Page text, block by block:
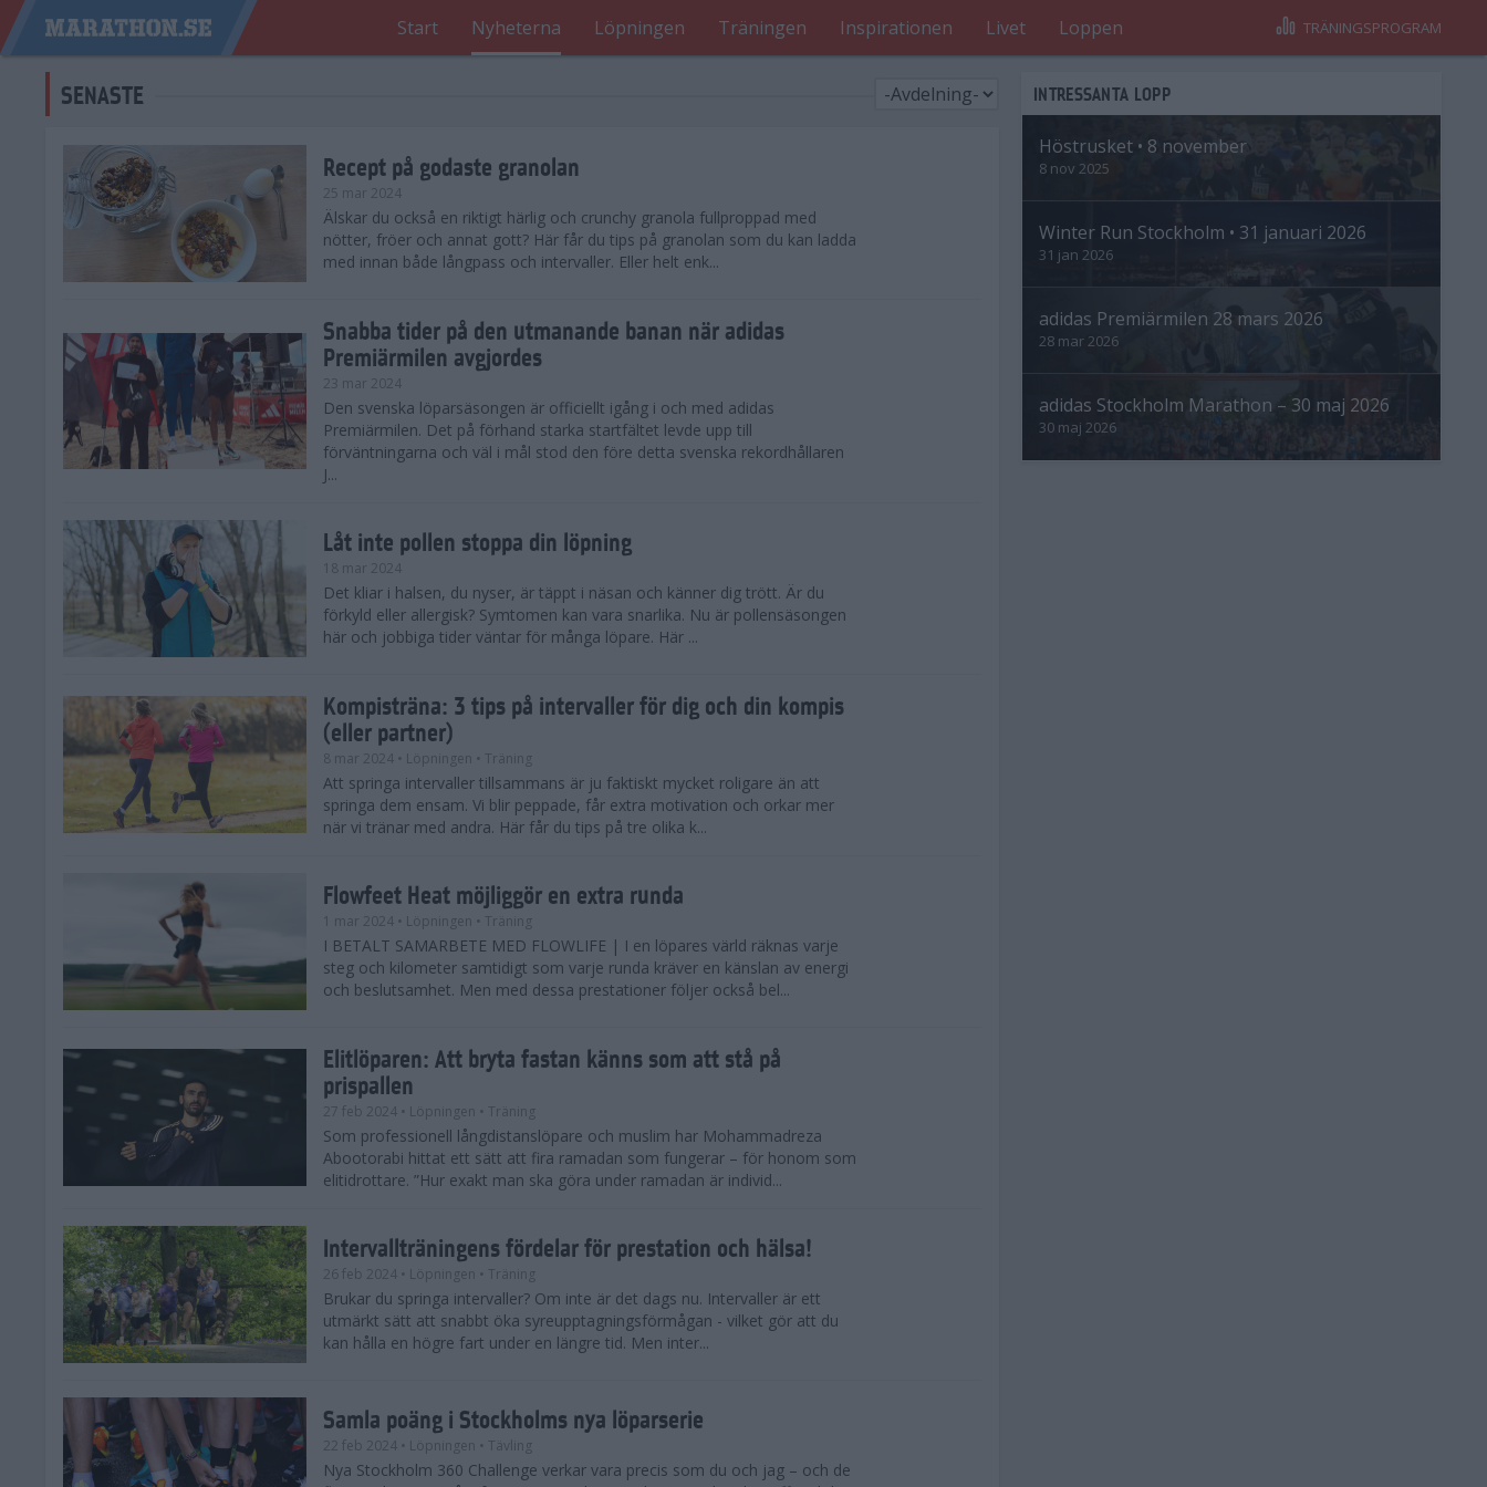
Start Nyheterna Löpningen Träningen Inspirationen Livet Loppen TRÄNINGSPROGRAM
SENASTE
Recept på godaste granolan
25 mar 2024
Älskar du också en riktigt härlig och crunchy granola fullproppad med
nötter, fröer och annat gott? Här får du tips på granolan som du kan ladda
med innan både långpass och intervaller. Eller helt enk...
Snabba tider på den utmanande banan när adidas
Premiärmilen avgjordes
23 mar 2024
Den svenska löparsäsongen är officiellt igång i och med adidas
Premiärmilen. Det på förhand starka startfältet levde upp till
förväntningarna och väl i mål stod den före detta svenska rekordhållaren
J...
Låt inte pollen stoppa din löpning
18 mar 2024
Det kliar i halsen, du nyser, är täppt i näsan och känner dig trött. Är du
förkyld eller allergisk? Symtomen kan vara snarlika. Nu är pollensäsongen
här och jobbiga tider väntar för många löpare. Här ...
Kompisträna: 3 tips på intervaller för dig och din kompis
(eller partner)
8 mar 2024 • Löpningen • Träning
Att springa intervaller tillsammans är ju faktiskt mycket roligare än att
springa dem ensam. Vi blir peppade, får extra motivation och orkar mer
när vi tränar med andra. Här får du tips på tre olika k...
Flowfeet Heat möjliggör en extra runda
1 mar 2024 • Löpningen • Träning
I BETALT SAMARBETE MED FLOWLIFE | I en löpares värld räknas varje
steg och kilometer samtidigt som varje runda kräver en känslan av energi
och beslutsamhet. Men med dessa prestationer följer också bel...
Elitlöparen: Att bryta fastan känns som att stå på
prispallen
27 feb 2024 • Löpningen • Träning
Som professionell långdistanslöpare och muslim har Mohammadreza
Abootorabi hittat ett sätt att fira ramadan som fungerar – för honom som
elitidrottare. ”Hur exakt man ska göra under ramadan är individ...
Intervallträningens fördelar för prestation och hälsa!
26 feb 2024 • Löpningen • Träning
Brukar du springa intervaller? Om inte är det dags nu. Intervaller är ett
utmärkt sätt att snabbt öka syreupptagningsförmågan - vilket gör att du
kan hålla en högre fart under en längre tid. Men inter...
Samla poäng i Stockholms nya löparserie
22 feb 2024 • Löpningen • Tävling
Nya Stockholm 360 Challenge verkar vara precis som du och jag – och de
INTRESSANTA LOPP
Höstrusket • 8 november
8 nov 2025
Winter Run Stockholm • 31 januari 2026
31 jan 2026
adidas Premiärmilen 28 mars 2026
28 mar 2026
adidas Stockholm Marathon – 30 maj 2026
30 maj 2026